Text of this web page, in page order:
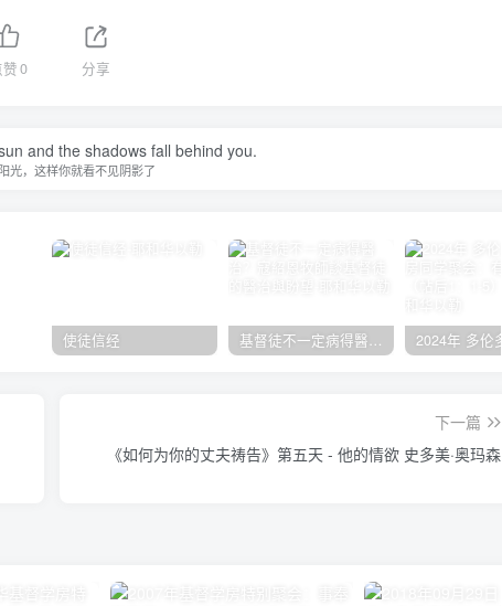
赞0 分享
and the shadows fall behind you.
光，这样你就看不见阴影了
使徒信经
下一篇
《如何为你的丈夫祷告》第五天 - 他的情欲 史多美·奥玛森